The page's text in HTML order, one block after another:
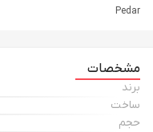
Pedar
مشخصات
برند
ساخت
حجم